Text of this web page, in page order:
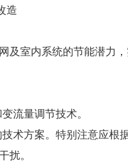
造
室内系统的节能潜力
流量调节技术。
术方案。特别注意应根
扰。